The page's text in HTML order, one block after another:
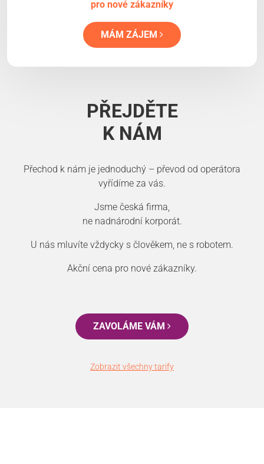
pro nové zákazníky
MÁM ZÁJEM
PŘEJDĚTE
K NÁM
Přechod k nám je jednoduchý – převod od operátora
vyřídíme za vás.
Jsme česká firma,
ne nadnárodní korporát.
U nás mluvíte vždycky s člověkem, ne s robotem.
Akční cena pro nové zákazníky.
ZAVOLÁME VÁM
Zobrazit všechny tarify